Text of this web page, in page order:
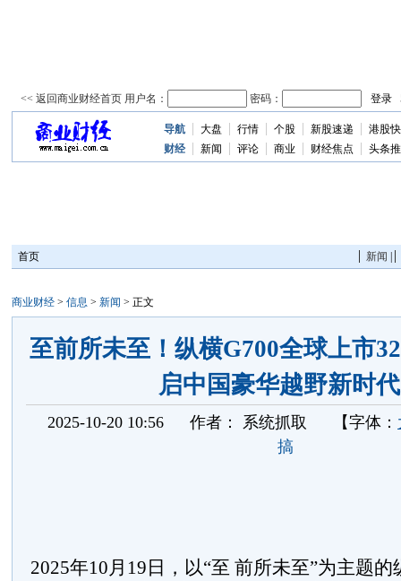
导航 大盘 行情 个股 新股速递
港股
财经
新闻 评论 商业 财经焦点 头条
首页 新闻
商业财经> 信息 > 新闻 > 正文
至前所未至！纵横G700全球上市
启中国豪华越野新时
2025-10-20 10:56 作者： 系统抓取 【字体：
搞
2025年10月19日，以“至 前所未至”为主题的